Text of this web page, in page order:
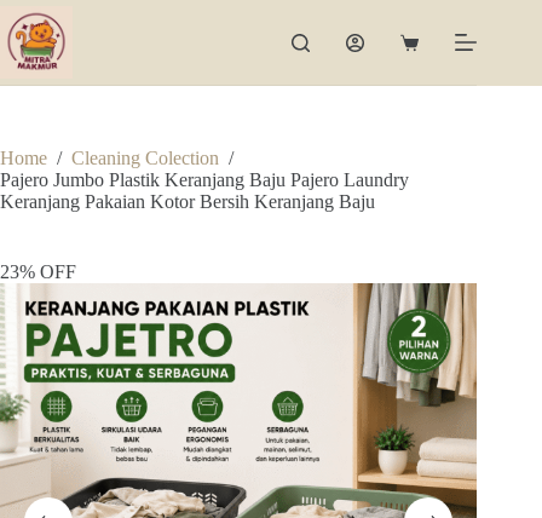
Skip
to
content
Shopping
Home / Cleaning Colection /
Pajero Jumbo Plastik Keranjang Baju Pajero Laundry
Keranjang Pakaian Kotor Bersih Keranjang Baju
23% OFF